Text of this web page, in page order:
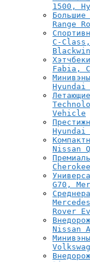
1500,
Range
C-
Fabia,
Hyundai
Vehicle
Hyundai
Nissan
G70,
Rover
Nissan